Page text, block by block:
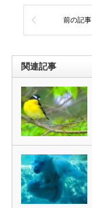
前の記事
関連記事